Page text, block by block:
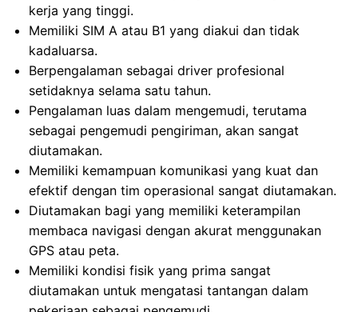
kerja yang tinggi.
Memiliki SIM A atau B1 yang diakui dan tidak
kadaluarsa.
Berpengalaman sebagai driver profesional
setidaknya selama satu tahun.
Pengalaman luas dalam mengemudi, terutama
sebagai pengemudi pengiriman, akan sangat
diutamakan.
Memiliki kemampuan komunikasi yang kuat dan
efektif dengan tim operasional sangat diutamakan.
Diutamakan bagi yang memiliki keterampilan
membaca navigasi dengan akurat menggunakan
GPS atau peta.
Memiliki kondisi fisik yang prima sangat
diutamakan untuk mengatasi tantangan dalam